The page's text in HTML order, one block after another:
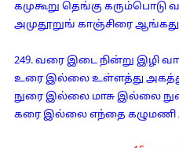
கமுகூறு தெங்கு கரும்பொடு
அமுதூறுங் காஞ்சிரை ஆங்கது
249. வரை இடை நின்று இழி
உரை இல்லை உள்ளத்து
நுரை இல்லை மாசு இல்லை
கரை இல்லை எந்தை கழுமணி